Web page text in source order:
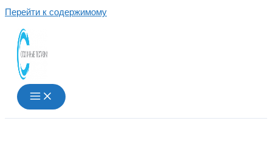
Перейти к содержимому